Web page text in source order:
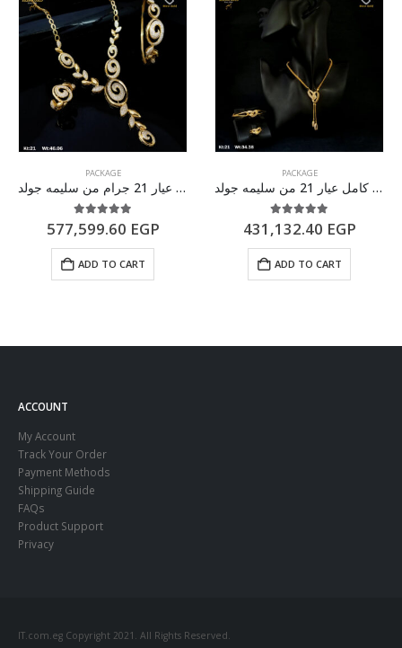
PACKAGE
طقم كامل ذهب عيار 21 جرام من سليمه جولد
5.00out of 5
577,599.60 EGP
ADD TO CART
PACKAGE
طقم ذهب كامل عيار 21 من سليمه جولد
5.00out of 5
431,132.40 EGP
ADD TO CART
ACCOUNT
My Account
Track Your Order
Payment Methods
Shipping Guide
FAQs
Product Support
Privacy
IT.com.eg Copyright 2021. All Rights Reserved.